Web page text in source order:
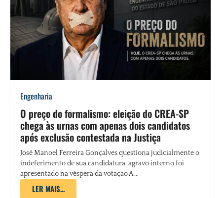
Engenharia
O preço do formalismo: eleição do CREA-SP
chega às urnas com apenas dois candidatos
após exclusão contestada na Justiça
José Manoel Ferreira Gonçalves questiona judicialmente o
indeferimento de sua candidatura; agravo interno foi
apresentado na véspera da votação A ...
LER MAIS...